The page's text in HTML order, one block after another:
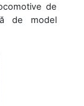
de
de model